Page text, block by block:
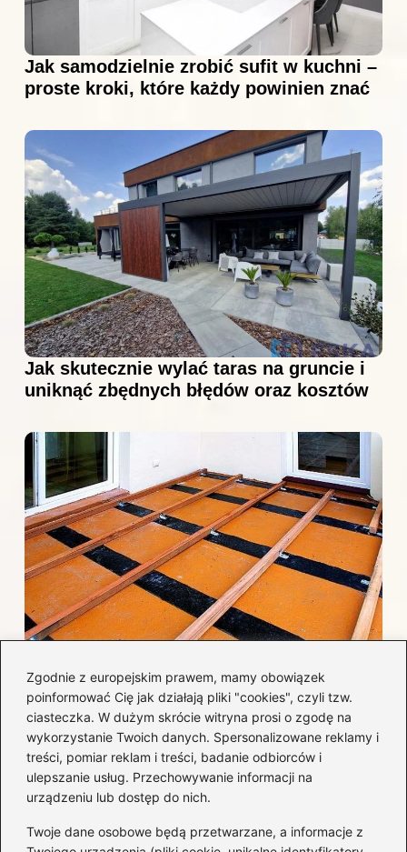
Zgodnie z europejskim prawem, mamy obowiązek
poinformować Cię jak działają pliki "cookies", czyli tzw.
ciasteczka. W dużym skrócie witryna prosi o zgodę na
wykorzystanie Twoich danych. Spersonalizowane reklamy i
treści, pomiar reklam i treści, badanie odbiorców i
ulepszanie usług. Przechowywanie informacji na
urządzeniu lub dostęp do nich.
Twoje dane osobowe będą przetwarzane, a informacje z
Jak samodzielnie zrobić sufit w kuchni –
proste kroki, które każdy powinien znać
Jak skutecznie wylać taras na gruncie i
uniknąć zbędnych błędów oraz kosztów
Jak efektywnie wykończyć taras
betonowy, by uniknąć najczęstszych
błędów i kosztów?
Kategorie
Aranżacja wnętrz (282)